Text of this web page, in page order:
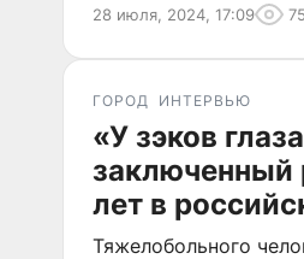
28 июля, 2024, 17:09
ГОРОД ИНТЕРВЬЮ
«У зэков
заключенный
лет в
Тяжелобольного